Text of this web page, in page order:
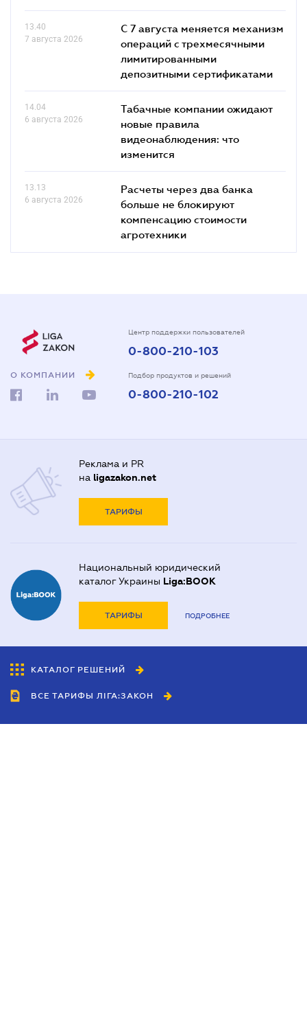
13.40
7 августа 2026
С 7 августа меняется механизм
операций с трехмесячными
лимитированными
депозитными сертификатами
14.04
6 августа 2026
Табачные компании ожидают
новые правила
видеонаблюдения: что
изменится
13.13
6 августа 2026
Расчеты через два банка
больше не блокируют
компенсацию стоимости
агротехники
О КОМПАНИИ
Центр поддержки пользователей
0-800-210-103
Подбор продуктов и решений
0-800-210-102
Реклама и PR
на ligazakon.net
ТАРИФЫ
Национальный юридический
каталог Украины Liga:BOOK
ТАРИФЫ ПОДРОБНЕЕ
КАТАЛОГ РЕШЕНИЙ
ВСЕ ТАРИФЫ ЛІГА:ЗАКОН